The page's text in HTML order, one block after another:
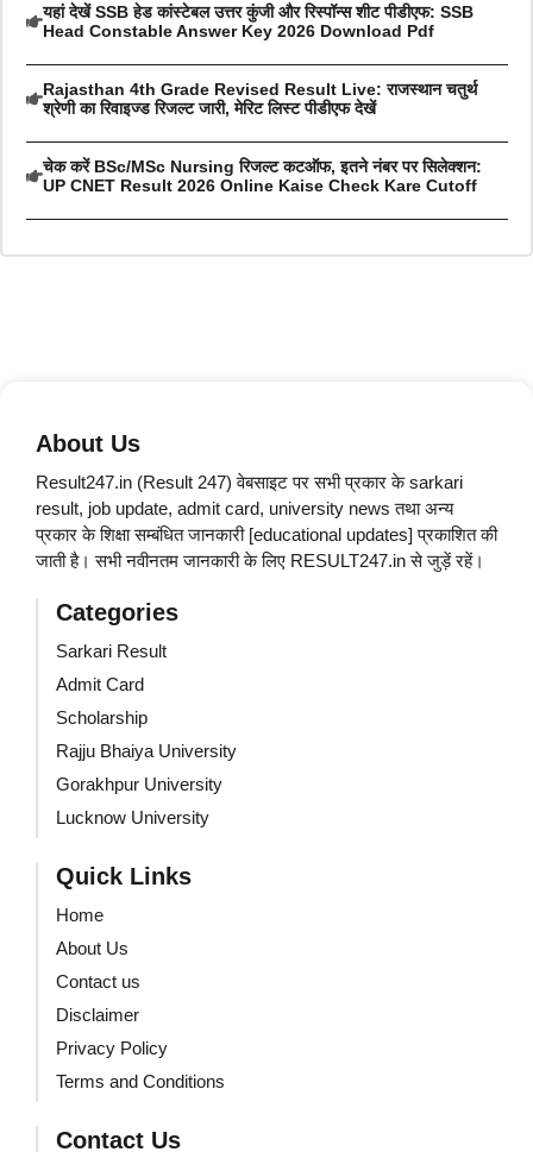
यहां देखें SSB हेड कांस्टेबल उत्तर कुंजी और रिस्पॉन्स शीट पीडीएफ: SSB
Head Constable Answer Key 2026 Download Pdf
Rajasthan 4th Grade Revised Result Live: राजस्थान चतुर्थ
श्रेणी का रिवाइज्ड रिजल्ट जारी, मेरिट लिस्ट पीडीएफ देखें
चेक करें BSc/MSc Nursing रिजल्ट कटऑफ, इतने नंबर पर सिलेक्शन:
UP CNET Result 2026 Online Kaise Check Kare Cutoff
About Us
Result247.in (Result 247) वेबसाइट पर सभी प्रकार के sarkari
result, job update, admit card, university news तथा अन्य
प्रकार के शिक्षा सम्बंधित जानकारी [educational updates] प्रकाशित की
जाती है। सभी नवीनतम जानकारी के लिए RESULT247.in से जुड़ें रहें।
Categories
Sarkari Result
Admit Card
Scholarship
Rajju Bhaiya University
Gorakhpur University
Lucknow University
Quick Links
Home
About Us
Contact us
Disclaimer
Privacy Policy
Terms and Conditions
Contact Us